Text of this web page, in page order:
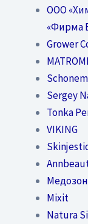
OOO
«Фирма
Grower
MATROMI
Sergey
Tonka
VIKING
Медозон
Mixit
Natura